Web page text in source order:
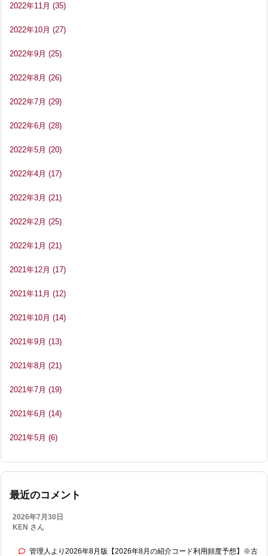
2022年11月 (35)
2022年10月 (27)
2022年9月 (25)
2022年8月 (26)
2022年7月 (29)
2022年6月 (28)
2022年5月 (20)
2022年4月 (17)
2022年3月 (21)
2022年2月 (25)
2022年1月 (21)
2021年12月 (17)
2021年11月 (12)
2021年10月 (14)
2021年9月 (13)
2021年8月 (21)
2021年7月 (19)
2021年6月 (14)
2021年5月 (6)
最近のコメント
2026年7月30日
KEN さん
管理人より2026年8月版【2026年8月の紹介コード利用頻度予想】※古